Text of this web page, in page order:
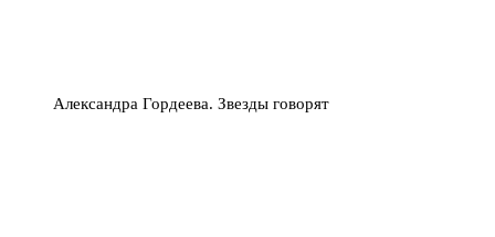
Александра Гордеева. Звезды говорят